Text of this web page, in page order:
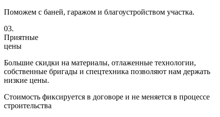
Поможем с баней, гаражом и благоустройством участка.
03.
Приятные
цены
Большие скидки на материалы, отлаженные технологии,
собственные бригады и спецтехника позволяют нам держать
низкие цены.
Стоимость фиксируется в договоре и не меняется в процессе
строительства